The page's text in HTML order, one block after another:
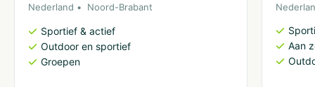
Nederland Noord-Brabant
Sportief & actief
Outdoor en sportief
Groepen
Aan